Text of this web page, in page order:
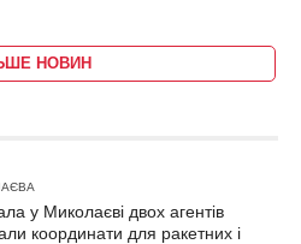
НОВИН
у Миколаєві двох агентів
координати для ракетних і